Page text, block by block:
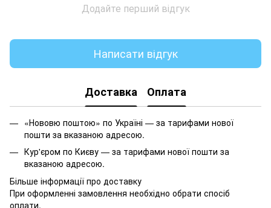
Додайте перший відгук
Написати відгук
Доставка Оплата
«Нововю поштою» по Україні — за тарифами нової
пошти за вказаною адресою.
Кур'єром по Києву — за тарифами нової пошти за
вказаною адресою.
Більше інформації про доставку
При оформленні замовлення необхідно обрати спосіб
оплати.